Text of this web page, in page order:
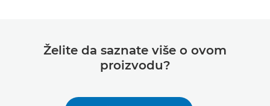
Želite da saznate više o ovom
proizvodu?